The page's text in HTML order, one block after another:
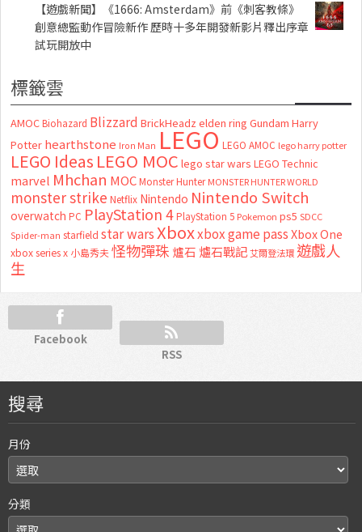
【遊戲新聞】《1666: Amsterdam》前《刺客教條》
創意總監動作冒險新作 歷時十多年開發新影片釋出序章
試玩開放中
標籤雲
AMOC Biohazard Blizzard BrickHeadz elden ring Gundam Harry
Potter hearthstone Iron Man LEGO LEGO AMOC lego harry potter
LEGO Ideas LEGO MOC lego star wars LEGO Technic
marvel Mhchan MOC Monster Hunter MONSTER HUNTER WORLD
monster strike Netflix Nintendo Nintendo Switch
overwatch PC PlayStation 4 PlayStation 5 Pokemon ps5 SDCC
Spider-man starfield star wars Xboxxbox game passXbox One
xbox series x 小島秀夫怪物彈珠 爐石 爐石戰記艾爾登法環 遊戲人
生
Facebook
RSS
搜尋
月份
分類